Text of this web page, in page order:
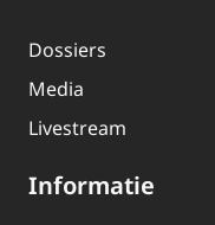
Dossiers
Media
Livestream
Informatie